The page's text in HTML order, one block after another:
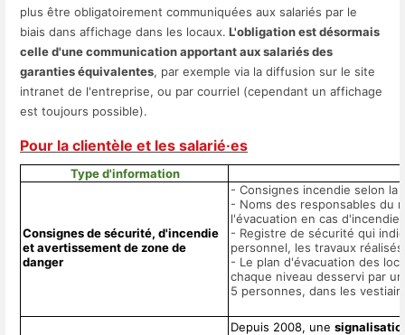
plus être obligatoirement communiquées aux salariés par le
biais dans affichage dans les locaux. L'obligation est désormais
celle d'une communication apportant aux salariés des
garanties équivalentes, par exemple via la diffusion sur le site
intranet de l'entreprise, ou par courriel (cependant un affichage
est toujours possible).
Pour la clientèle et les salarié·es
Type d'information
Consignes de sécurité, d'incendie
et avertissement de zone de
danger
- Consignes incendie selon la
- Noms des responsables du
l'évacuation en cas d'incendie.
- Registre de sécurité qui
personnel, les travaux
- Le plan d'évacuation des
chaque niveau desservi par
5 personnes, dans les
Depuis 2008, une